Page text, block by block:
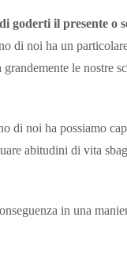
goderti il presente
di noi ha un
le nostre
di noi ha possiamo
abitudini di vita
in una